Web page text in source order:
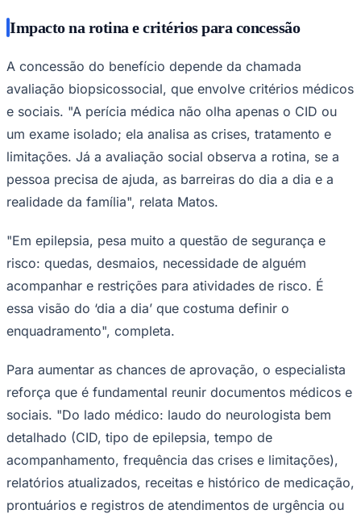
Palmeiras
Impacto na rotina e critérios para concessão
A concessão do benefício depende da chamada
avaliação biopsicossocial, que envolve critérios médicos
e sociais. "A perícia médica não olha apenas o CID ou
um exame isolado; ela analisa as crises, tratamento e
limitações. Já a avaliação social observa a rotina, se a
pessoa precisa de ajuda, as barreiras do dia a dia e a
realidade da família", relata Matos.
"Em epilepsia, pesa muito a questão de segurança e
risco: quedas, desmaios, necessidade de alguém
acompanhar e restrições para atividades de risco. É
essa visão do ‘dia a dia’ que costuma definir o
enquadramento", completa.
Para aumentar as chances de aprovação, o especialista
reforça que é fundamental reunir documentos médicos e
sociais. "Do lado médico: laudo do neurologista bem
detalhado (CID, tipo de epilepsia, tempo de
acompanhamento, frequência das crises e limitações),
relatórios atualizados, receitas e histórico de medicação,
prontuários e registros de atendimentos de urgência ou